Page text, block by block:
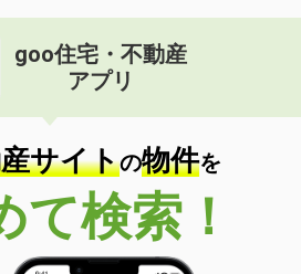
goo住宅・不動産
アプリ
サイトの物件を
て検索！